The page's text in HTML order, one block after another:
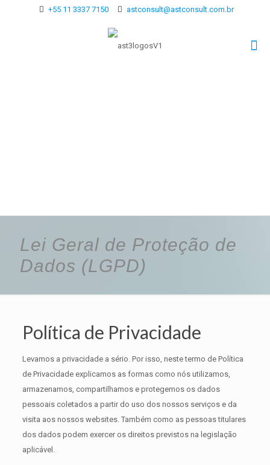
+55 11 3337 7150 astconsult@astconsult.com.br
Lei Geral de Proteção de
Dados (LGPD)
Política de Privacidade
Levamos a privacidade a sério. Por isso, neste termo de Política
de Privacidade explicamos as formas como nós utilizamos,
armazenamos, compartilhamos e protegemos os dados
pessoais coletados a partir do uso dos nossos serviços e da
visita aos nossos websites. Também como as pessoas titulares
dos dados podem exercer os direitos previstos na legislação
aplicável.